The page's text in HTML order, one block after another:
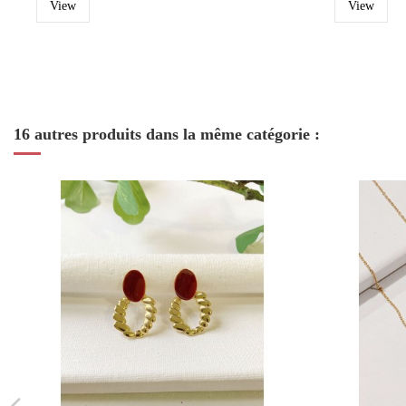
View View
16 autres produits dans la même catégorie :